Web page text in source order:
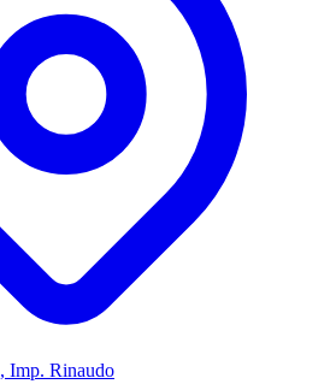
, Imp. Rinaudo